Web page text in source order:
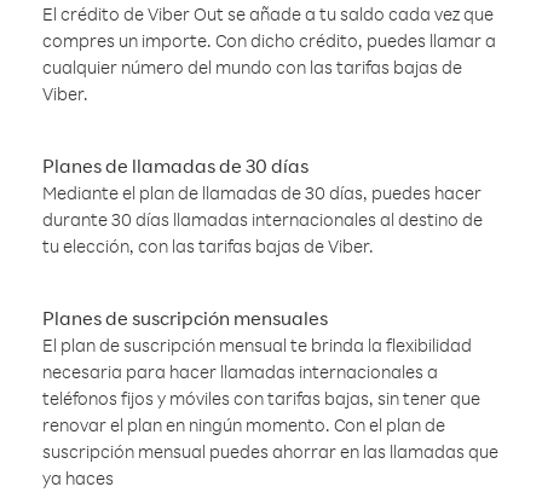
El crédito de Viber Out se añade a tu saldo cada vez que
compres un importe. Con dicho crédito, puedes llamar a
cualquier número del mundo con las tarifas bajas de
Viber.
Planes de llamadas de 30 días
Mediante el plan de llamadas de 30 días, puedes hacer
durante 30 días llamadas internacionales al destino de
tu elección, con las tarifas bajas de Viber.
Planes de suscripción mensuales
El plan de suscripción mensual te brinda la flexibilidad
necesaria para hacer llamadas internacionales a
teléfonos fijos y móviles con tarifas bajas, sin tener que
renovar el plan en ningún momento. Con el plan de
suscripción mensual puedes ahorrar en las llamadas que
ya haces